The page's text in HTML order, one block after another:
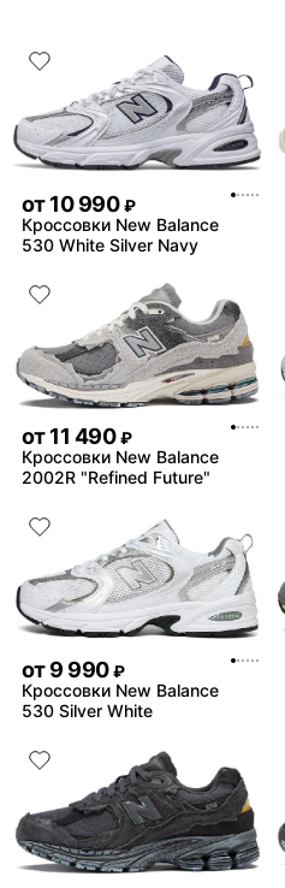
от10 990 ₽
Кроссовки New Balance
530 White Silver Navy
от11 490 ₽
Кроссовки New Balance
2002R "Refined Future"
от9 990 ₽
Кроссовки New Balance
530 Silver White